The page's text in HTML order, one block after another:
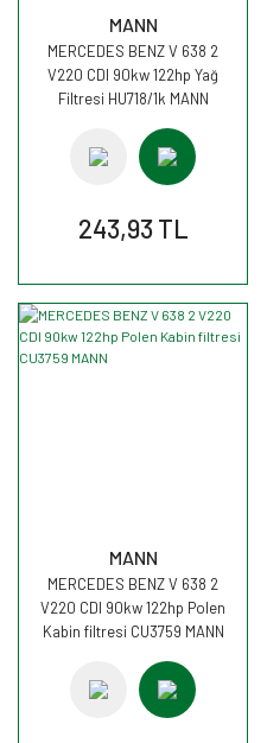
MANN
MERCEDES BENZ V 638 2
V220 CDI 90kw 122hp Yağ
Filtresi HU718/1k MANN
243,93 TL
MANN
MERCEDES BENZ V 638 2
V220 CDI 90kw 122hp Polen
Kabin filtresi CU3759 MANN